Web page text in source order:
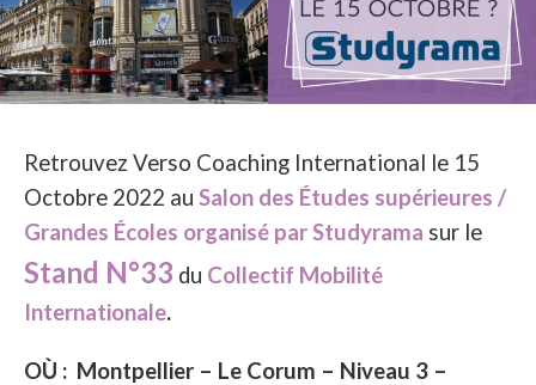
Retrouvez Verso Coaching International le 15
Octobre 2022 au Salon des Études supérieures /
Grandes Écoles organisé par Studyrama sur le
Stand N°33 du Collectif Mobilité
Internationale.
OÙ : Montpellier – Le Corum – Niveau 3 –